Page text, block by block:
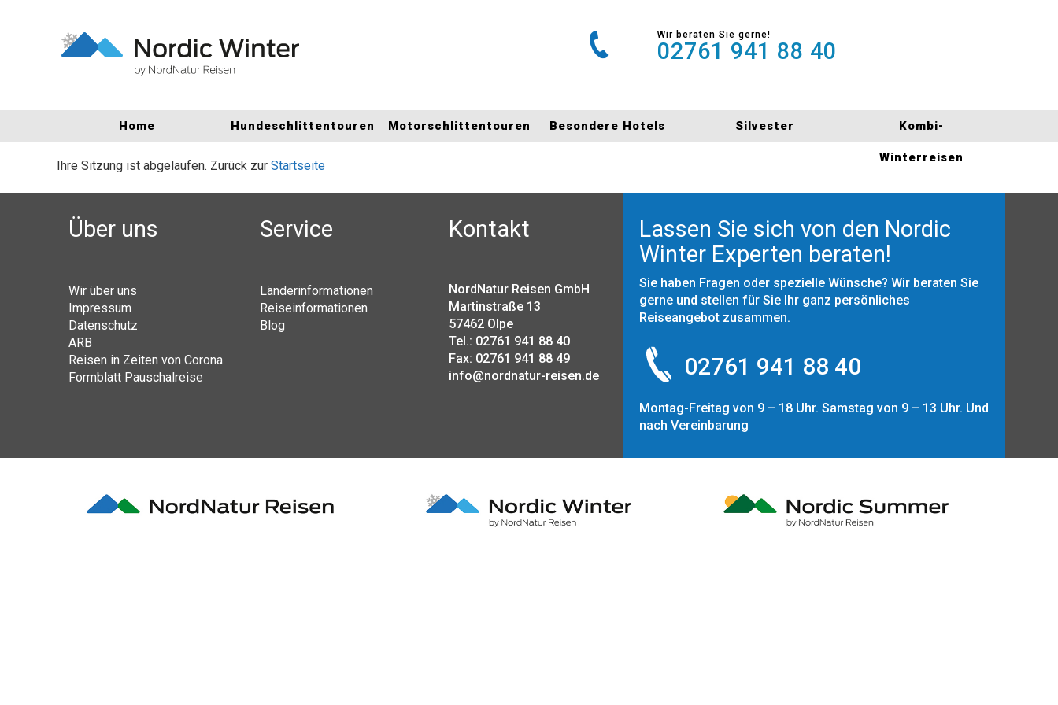
Wir beraten Sie gerne!
02761 941 88 40
Home Hundeschlittentouren Motorschlittentouren Besondere Hotels Silvester Kombi-
Winterreisen
Ihre Sitzung ist abgelaufen. Zurück zur Startseite
Über uns
Wir über uns
Impressum
Datenschutz
ARB
Reisen in Zeiten von Corona
Formblatt Pauschalreise
Service
Länderinformationen
Reiseinformationen
Blog
Kontakt
NordNatur Reisen GmbH
Martinstraße 13
57462 Olpe
Tel.: 02761 941 88 40
Fax: 02761 941 88 49
info@nordnatur-reisen.de
Lassen Sie sich von den Nordic
Winter Experten beraten!
Sie haben Fragen oder spezielle Wünsche? Wir beraten Sie
gerne und stellen für Sie Ihr ganz persönliches
Reiseangebot zusammen.
02761 941 88 40
Montag-Freitag von 9 – 18 Uhr. Samstag von 9 – 13 Uhr. Und
nach Vereinbarung